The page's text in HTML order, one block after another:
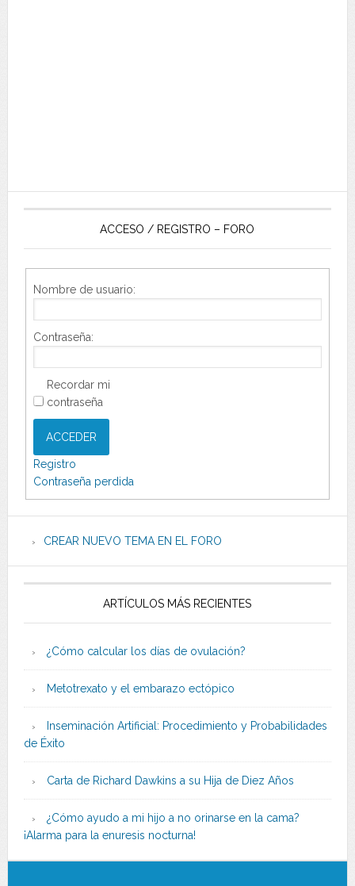
ACCESO / REGISTRO – FORO
Nombre de usuario:
Contraseña:
Recordar mi
contraseña
ACCEDER
Registro
Contraseña perdida
CREAR NUEVO TEMA EN EL FORO
ARTÍCULOS MÁS RECIENTES
¿Cómo calcular los días de ovulación?
Metotrexato y el embarazo ectópico
Inseminación Artificial: Procedimiento y Probabilidades
de Éxito
Carta de Richard Dawkins a su Hija de Diez Años
¿Cómo ayudo a mi hijo a no orinarse en la cama?
¡Alarma para la enuresis nocturna!